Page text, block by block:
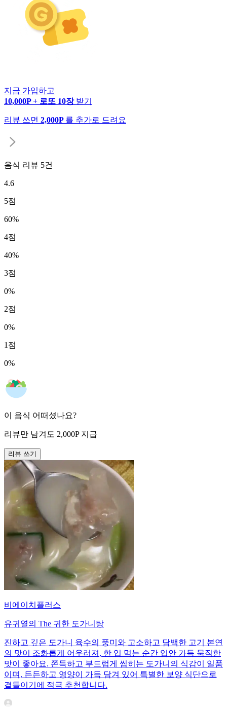
지금 가입하고
10,000P + 로또 10장 받기
리뷰 쓰면 2,000P 를 추가로 드려요
음식 리뷰 5건
4.6
5점
60%
4점
40%
3점
0%
2점
0%
1 점
0%
이 음식 어떠셨나요?
리뷰만 남겨도 2,000P 지급
리뷰 쓰기
비에이치플러스
유귀열의 The 귀한 도가니탕
진하고 깊은 도가니 육수의 풍미와 고소하고 담백한 고기 본연
의 맛이 조화롭게 어우러져, 한 입 먹는 순간 입안 가득 묵직한
맛이 좋아요. 쫀득하고 부드럽게 씹히는 도가니의 식감이 일품
이며, 든든하고 영양이 가득 담겨 있어 특별한 보양 식단으로
곁들이기에 적극 추천합니다.